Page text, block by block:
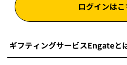
ログインはこ
ギフティングサービスEngateと